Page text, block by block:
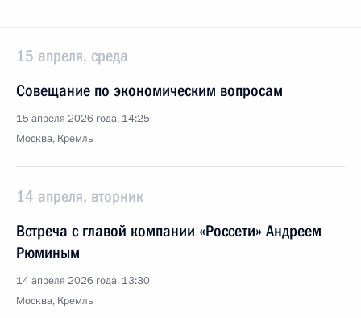
15 апреля, среда
Совещание по экономическим вопросам
15 апреля 2026 года, 14:25
Москва, Кремль
14 апреля, вторник
Встреча с главой компании «Россети» Андреем
Рюминым
14 апреля 2026 года, 13:30
Москва, Кремль